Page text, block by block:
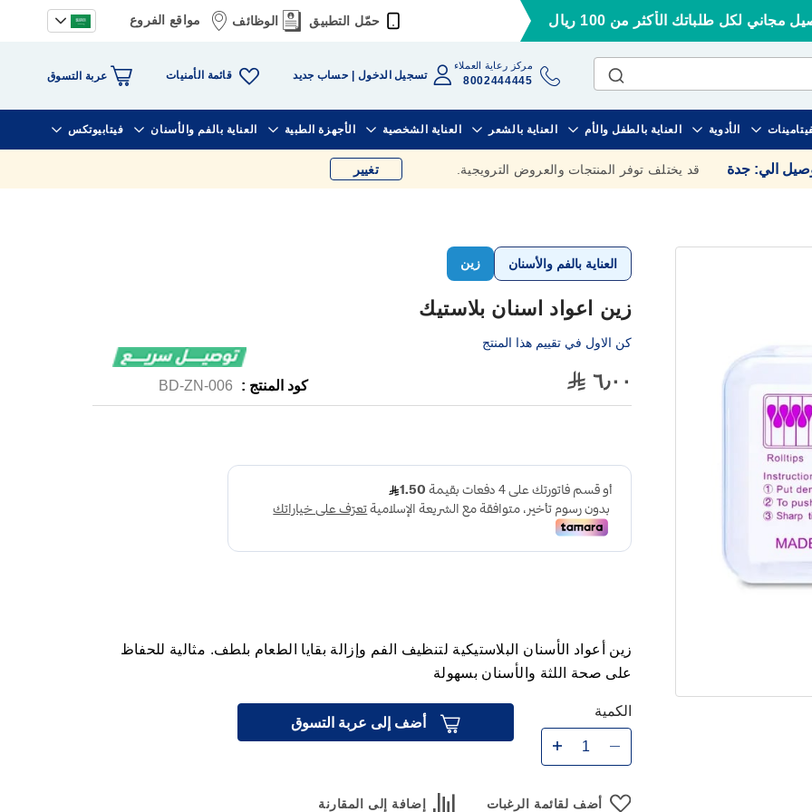
مجاني لكل طلباتك الأكثر من 100 ريال حمّل التطبيق الوظائف مواقع الفروع
مركز رعاية العملاء
8002444445 تسجيل الدخول حساب جديد قائمة الأمنيات عربة التسوق
الأدوية العناية بالطفل والأم العناية بالشعر العناية الشخصية الأجهزة الطبية العناية بالفم والأسنان فيتابيوتكس
الي: جدة قد يختلف توفر المنتجات والعروض الترويجية. تغيير
العناية بالفم والأسنان زين
زين اعواد اسنان بلاستيك
كن الاول في تقييم هذا المنتج
٦٫٠٠ كود المنتج : BD-ZN-006
زين أعواد الأسنان البلاستيكية لتنظيف الفم وإزالة بقايا الطعام بلطف. مثالية للحفاظ
على صحة اللثة والأسنان بسهولة
الكمية
أضف إلى عربة التسوق
أضف لقائمة الرغبات إضافة إلى المقارنة